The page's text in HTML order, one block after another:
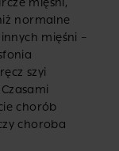
normalne
mięśni –
szyi
chorób
choroba